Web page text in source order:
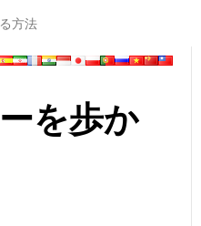
方法
を歩か